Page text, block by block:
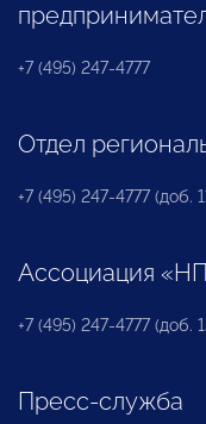
+7 (495) 247-4777
Отдел
+7 (495) 247-4777 (доб.
Ассоциация
+7 (495) 247-4777 (доб.
Пресс-служба